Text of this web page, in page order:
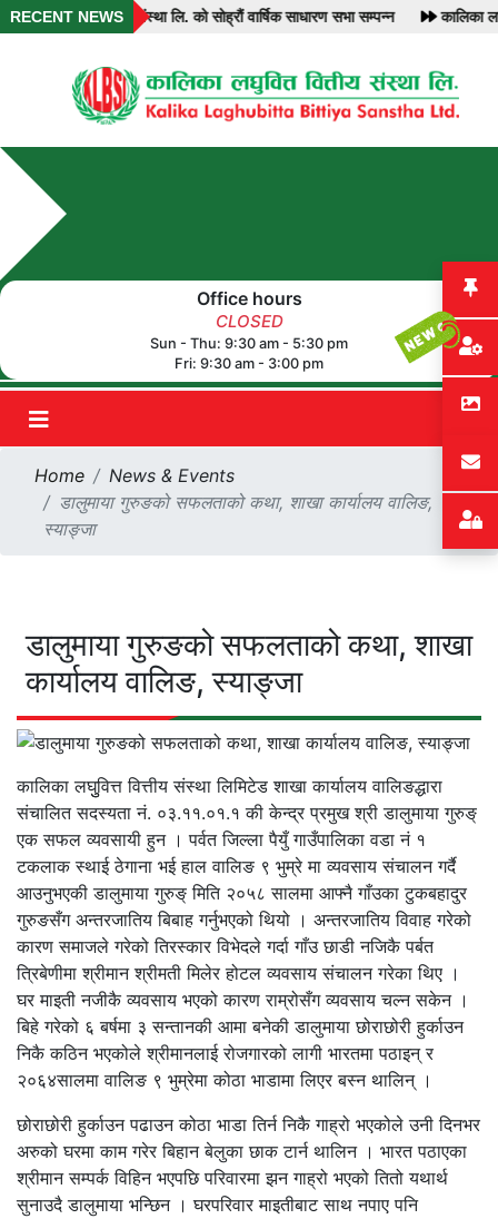
लघुवित्त वित्तीय संस्था लि. को सोह्रौं वार्षिक साधारण सभा सम्पन्न कालिका
RECENT NEWS
Office hours
CLOSED
Sun - Thu: 9:30 am - 5:30 pm
Fri: 9:30 am - 3:00 pm
Home
News & Events
डालुमाया गुरुङको सफलताको कथा, शाखा कार्यालय वालिङ,
स्याङ्जा
डालुमाया गुरुङको सफलताको कथा, शाखा
कार्यालय वालिङ, स्याङ्जा
कालिका लघुुवित्त वित्तीय संस्था लिमिटेड शाखा कार्यालय वालिङद्धारा
संचालित सदस्यता नं. ०३.११.०१.१ की केन्द्र प्रमुख श्री डालुमाया गुरुङ्
एक सफल व्यवसायी हुन । पर्वत जिल्ला पैयुँ गाउँपालिका वडा नं १
टकलाक स्थाई ठेगाना भई हाल वालिङ ९ भुम्रे मा व्यवसाय संचालन गर्दै
आउनुभएकी डालुमाया गुरुङ् मिति २०५८ सालमा आफ्नै गाँउका टुकबहादुर
गुरुङसँग अन्तरजातिय बिबाह गर्नुभएको थियो । अन्तरजातिय विवाह गरेको
कारण समाजले गरेको तिरस्कार विभेदले गर्दा गाँउ छाडी नजिकै पर्बत
त्रिबेणीमा श्रीमान श्रीमती मिलेर होटल व्यवसाय संचालन गरेका थिए ।
घर माइती नजीकै व्यवसाय भएको कारण राम्रोसँग व्यवसाय चल्न सकेन ।
बिहे गरेको ६ बर्षमा ३ सन्तानकी आमा बनेकी डालुमाया छोराछोरी हुर्काउन
निकै कठिन भएकोले श्रीमानलाई रोजगारको लागी भारतमा पठाइन् र
२०६४सालमा वालिङ ९ भुम्रेमा कोठा भाडामा लिएर बस्न थालिन् ।
छोराछोरी हुर्काउन पढाउन कोठा भाडा तिर्न निकै गाह्रो भएकोले उनी दिनभर
अरुको घरमा काम गरेर बिहान बेलुका छाक टार्न थालिन । भारत पठाएका
श्रीमान सम्पर्क विहिन भएपछि परिवारमा झन गाह्रो भएको तितो यथार्थ
सुनाउदै डालुमाया भन्छिन । घरपरिवार माइतीबाट साथ नपाए पनि